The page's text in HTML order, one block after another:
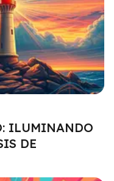
ILUMINANDO
DE